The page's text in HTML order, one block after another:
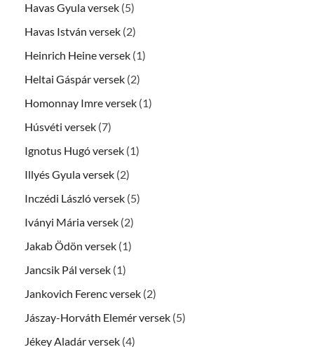
Havas Gyula versek (5)
Havas István versek (2)
Heinrich Heine versek (1)
Heltai Gáspár versek (2)
Homonnay Imre versek (1)
Húsvéti versek (7)
Ignotus Hugó versek (1)
Illyés Gyula versek (2)
Inczédi László versek (5)
Iványi Mária versek (2)
Jakab Ödön versek (1)
Jancsik Pál versek (1)
Jankovich Ferenc versek (2)
Jászay-Horváth Elemér versek (5)
Jékey Aladár versek (4)